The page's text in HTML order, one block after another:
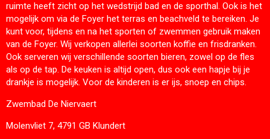
ruimte heeft zicht op het wedstrijd bad en de sporthal. Ook is het
mogelijk om via de Foyer het terras en beachveld te bereiken. Je
kunt voor, tijdens en na het sporten of zwemmen gebruik maken
van de Foyer. Wij verkopen allerlei soorten koffie en frisdranken.
Ook serveren wij verschillende soorten bieren, zowel op de fles
als op de tap. De keuken is altijd open, dus ook een hapje bij je
drankje is mogelijk. Voor de kinderen is er ijs, snoep en chips.
Zwembad De Niervaert
Molenvliet 7, 4791 GB Klundert